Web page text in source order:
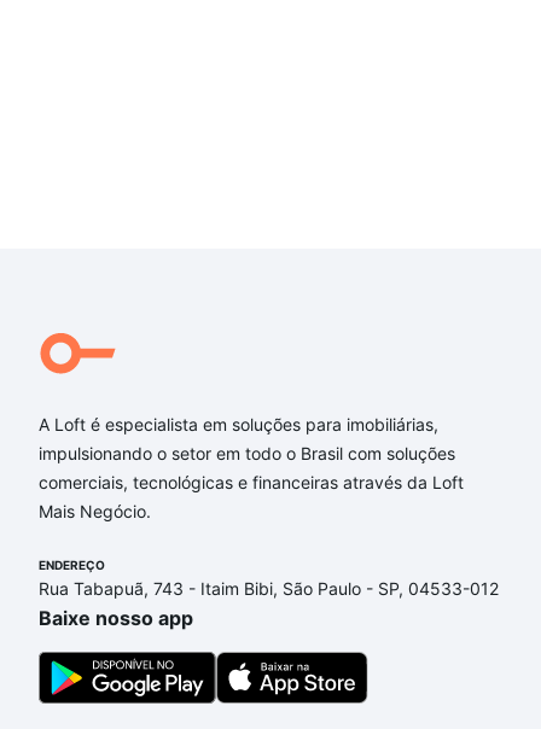
A Loft é especialista em soluções para imobiliárias,
impulsionando o setor em todo o Brasil com soluções
comerciais, tecnológicas e financeiras através da Loft
Mais Negócio.
ENDEREÇO
Rua Tabapuã, 743 - Itaim Bibi, São Paulo - SP, 04533-012
Baixe nosso app